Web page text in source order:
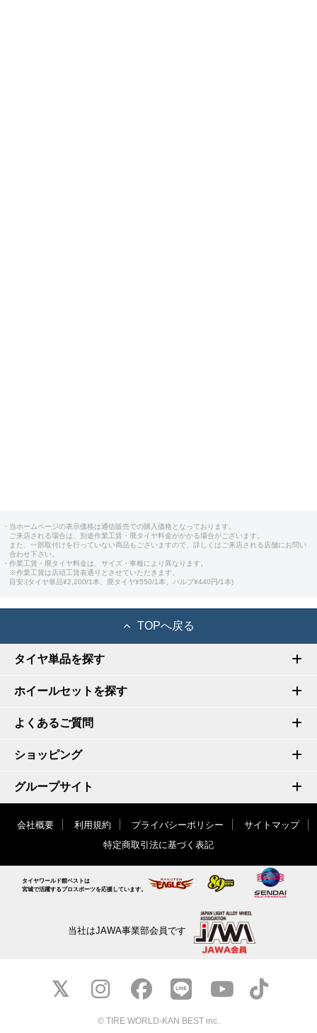
・当ホームページの表示価格は通信販売での購入価格となっております。
ご来店される場合は、別途作業工賃・廃タイヤ料金がかかる場合がございます。
また、一部取付けを行っていない商品もございますので、詳しくはご来店される店舗にお問い
合わせ下さい。
・作業工賃・廃タイヤ料金は、サイズ・車種により異なります。
※作業工賃は店頭工賃表通りとさせていただきます。
目安:(タイヤ単品¥2,200/1本、廃タイヤ¥550/1本、バルブ¥440円/1本)
TOPへ戻る
タイヤ単品を探す
ホイールセットを探す
よくあるご質問
ショッピング
グループサイト
会社概要 利用規約 プライバシーポリシー
サイトマップ
特定商取引法に基づく表記
タイヤワールド館ベストは
宮城で活躍するプロスポーツを応援しています。
当社はJAWA事業部会員です
© TIRE WORLD-KAN BEST inc.